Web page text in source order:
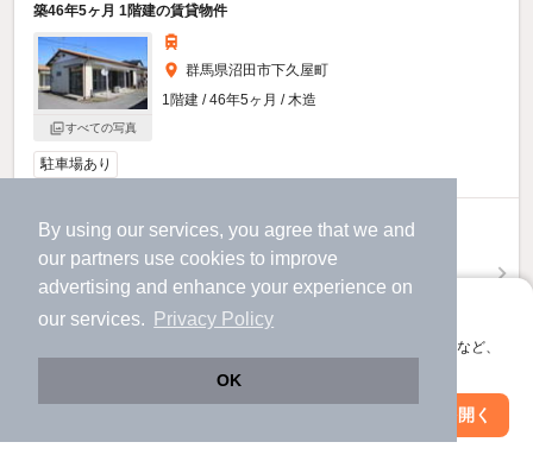
By using our services, you agree that we and
our partners use cookies to improve
advertising and enhance your experience on
our services.
Privacy Policy
OK
アプリに切り替えて、サクサクお部屋探し
会員登録なしですぐ使える。マップ検索やお気に入り保存など、
アプリを開く
築46年5ヶ月 1階建の賃貸物件
すべての写真
群馬県沼田市下久屋町
1階建 / 46年5ヶ月 / 木造
駐車場あり
3.9万円
（管理費不要）
敷 不要 礼 不要
- / 3DK / 44.55㎡
絞り込み条件を変更